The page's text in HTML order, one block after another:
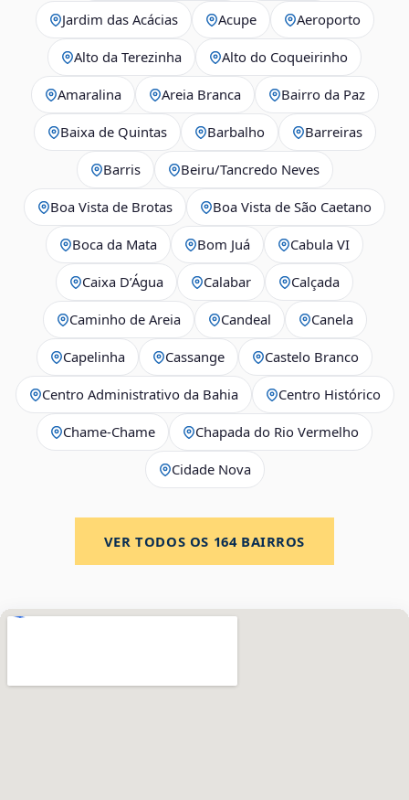
Jardim das Acácias Acupe Aeroporto
Alto da Terezinha Alto do Coqueirinho
Amaralina Areia Branca Bairro da Paz
Baixa de Quintas Barbalho Barreiras
Barris Beiru/Tancredo Neves
Boa Vista de Brotas Boa Vista de São Caetano
Boca da Mata Bom Juá Cabula VI
Caixa D’Água Calabar Calçada
Caminho de Areia Candeal Canela
Capelinha Cassange Castelo Branco
Centro Administrativo da Bahia Centro Histórico
Chame-Chame Chapada do Rio Vermelho
Cidade Nova
VER TODOS OS 164BAIRROS